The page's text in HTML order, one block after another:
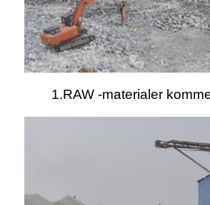
1.RAW -materialer